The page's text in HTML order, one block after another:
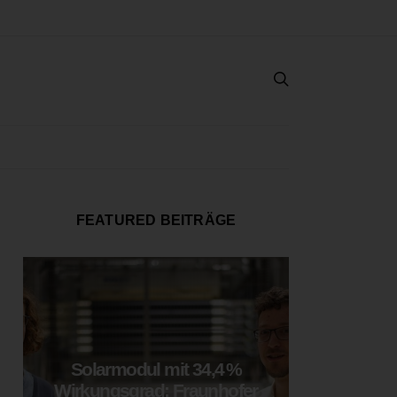
FEATURED BEITRÄGE
Solarmodul mit 34,4 %
Wirkungsgrad: Fraunhofer